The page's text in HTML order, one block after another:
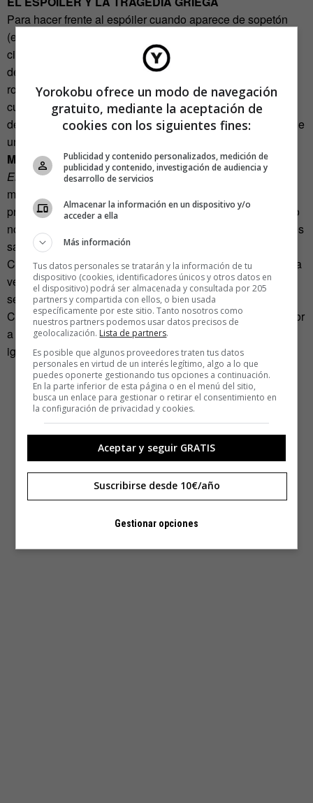
Para hacer frente al espóiler cuando aparece de sopetón
(excepto quién mató a quién) se debería considerar que
ciertas circunstancias son inevitables. Como las tragedias
de noticias. En los titulares de las noticias se habla de
robos, crímenes, raptos y no por ello dejamos de leer el
cuerpo. Cuando supe que X moría al final de la temporada
de W a manos de Y esperé con ansia el momento, igual que
uno espera la resolución de una tragedia griega.
MIRAR EL ESPÓILER COMO UN FLASHFORWARD
El crepúsculo de los diosescomienza con el protagonista
muerto en una piscina narrando cómo llegó allí. No es la
primera película que se abre con la muerte del héroe y esto
no impide que la veamos. El problema al fin y al cabo, no es
saber qué ocurrirá, si no que la narración sea desmañada.
Cuando la narración nos ha atrapado estamos dispuestos a
ver cuatro o cinco veces la misma película o revisar una
serie completa.
Con todo lo dicho, la duda permanece: ¿Por qué tanto temor
a los espóileres? Deberíamos aprender a vivir con ellos
igual que hacían nuestras madres y abuelas.
Yorokobu ofrece un modo de navegación
gratuito, mediante la aceptación de
cookies con los siguientes fines:
Publicidad y contenido personalizados, medición de
publicidad y contenido, investigación de audiencia y
desarrollo de servicios
Almacenar la información en un dispositivo y/o
acceder a ella
Más información
Tus datos personales se tratarán y la información de tu
dispositivo (cookies, identificadores únicos y otros datos en
el dispositivo) podrá ser almacenada y consultada por 205
partners y compartida con ellos, o bien usada
específicamente por este sitio. Tanto nosotros como
nuestros partners podemos usar datos precisos de
geolocalización. Lista de partners.
Es posible que algunos proveedores traten tus datos
personales en virtud de un interés legítimo, algo a lo que
puedes oponerte gestionando tus opciones a continuación.
En la parte inferior de esta página o en el menú del sitio,
busca un enlace para gestionar o retirar el consentimiento en
la configuración de privacidad y cookies.
Aceptar y seguir GRATIS
Suscribirse desde 10€/año
Gestionar opciones